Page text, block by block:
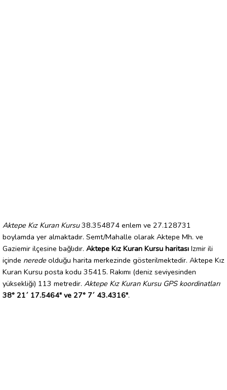
Aktepe Kız Kuran Kursu38.354874 enlem ve 27.128731
boylamda yer almaktadır. Semt/Mahalle olarak Aktepe Mh. ve
Gaziemir ilçesine bağlıdır. Aktepe Kız Kuran Kursu haritası Izmir ili
içinde nerede olduğu harita merkezinde gösterilmektedir. Aktepe Kız
Kuran Kursu posta kodu 35415. Rakımı (deniz seviyesinden
yüksekliği) 113 metredir. Aktepe Kız Kuran Kursu GPS koordinatları
38° 21´ 17.5464" ve 27° 7´ 43.4316".